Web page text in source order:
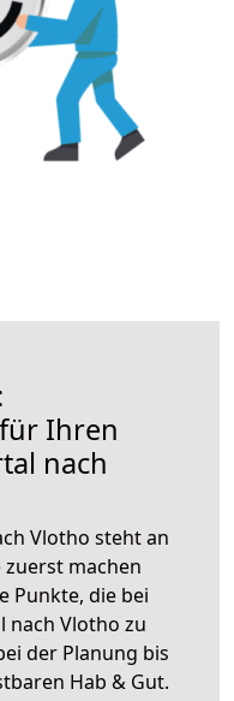
Ihren
nach
Vlotho steht an
zuerst machen
Punkte, die bei
nach Vlotho zu
der Planung bis
Hab & Gut.